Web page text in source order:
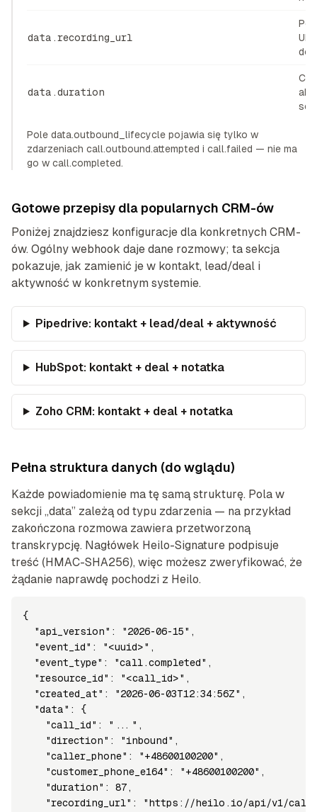
data.recording_url
do
data.duration
Pole data.outbound_lifecycle pojawia się tylko w
zdarzeniach call.outbound.attempted i call.failed — nie ma
go w call.completed.
Gotowe przepisy dla popularnych CRM-ów
Poniżej znajdziesz konfiguracje dla konkretnych CRM-
ów. Ogólny webhook daje dane rozmowy; ta sekcja
pokazuje, jak zamienić je w kontakt, lead/deal i
aktywność w konkretnym systemie.
Pipedrive: kontakt + lead/deal + aktywność
HubSpot: kontakt + deal + notatka
Zoho CRM: kontakt + deal + notatka
Pełna struktura danych (do wglądu)
Każde powiadomienie ma tę samą strukturę. Pola w
sekcji „data” zależą od typu zdarzenia — na przykład
zakończona rozmowa zawiera przetworzoną
transkrypcję. Nagłówek Heilo-Signature podpisuje
treść (HMAC-SHA256), więc możesz zweryfikować, że
żądanie naprawdę pochodzi z Heilo.
{
  "api_version": "2026-06-15",
  "event_id": "<uuid>",
  "event_type": "call.completed",
  "resource_id": "<call_id>",
  "created_at": "2026-06-03T12:34:56Z",
  "data": {
    "call_id": "...",
    "direction": "inbound",
    "caller_phone": "+48600100200",
    "customer_phone_e164": "+48600100200",
    "duration": 87,
"recording_url": "https://heilo.io/api/v1/